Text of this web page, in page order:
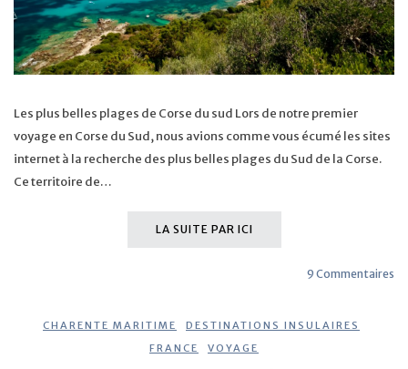
Les plus belles plages de Corse du sud Lors de notre premier
voyage en Corse du Sud, nous avions comme vous écumé les sites
internet à la recherche des plus belles plages du Sud de la Corse.
Ce territoire de…
LA SUITE PAR ICI
9 Commentaires
CHARENTE MARITIME DESTINATIONS INSULAIRES
FRANCE
VOYAGE